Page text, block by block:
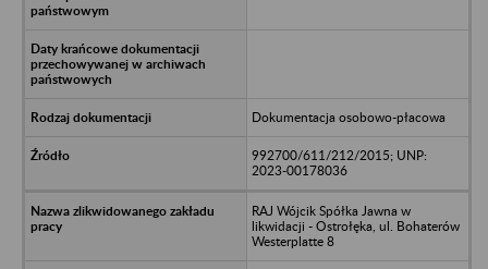
Dokumentacja osobowo-płacowa
992700/611/212/2015; UNP:
2023-00178036
RAJ Wójcik Spółka Jawna w
likwidacji - Ostrołęka, ul. Bohaterów
Westerplatte 8